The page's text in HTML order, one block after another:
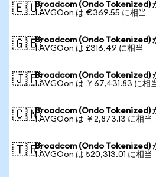
🇪🇺Broadcom (Ondo Tokenized)
1 AVGOon は €369.55 に相当
🇬🇧Broadcom (Ondo Tokenized)
1 AVGOon は £316.49 に相当
🇯🇵Broadcom (Ondo Tokenized)
1 AVGOon は ￥67,431.83 に相
🇨🇳Broadcom (Ondo Tokenized)
1 AVGOon は ￥2,873.13 に相当
🇹🇷Broadcom (Ondo Tokenized)
1 AVGOon は ₺20,313.01 に相当